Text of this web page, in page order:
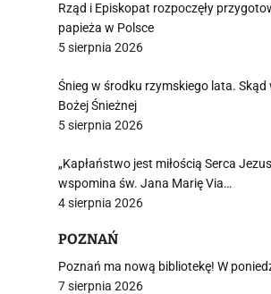
Rząd i Episkopat rozpoczęły
papieża w Polsce
5 sierpnia 2026
Śnieg w środku rzymskiego lata. Skąd
Bożej Śnieżnej
5 sierpnia 2026
„Kapłaństwo jest miłością Serca
wspomina św. Jana Marię Via…
4 sierpnia 2026
POZNAŃ
Poznań ma nową bibliotekę! W
7 sierpnia 2026